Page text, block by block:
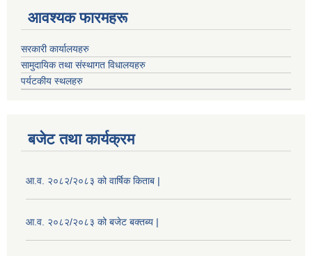
आवश्यक फारमहरू
सरकारी कार्यालयहरु
सामुदायिक तथा संस्थागत विधालयहरु
पर्यटकीय स्थलहरु
बजेट तथा कार्यक्रम
आ.व. २०८२/२०८३ को वार्षिक किताब |
आ.व. २०८२/२०८३ को बजेट बक्तब्य |